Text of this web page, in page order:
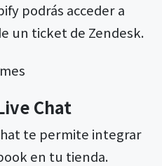
podrás acceder a
un ticket de Zendesk.
Chat
te permite integrar
en tu tienda.